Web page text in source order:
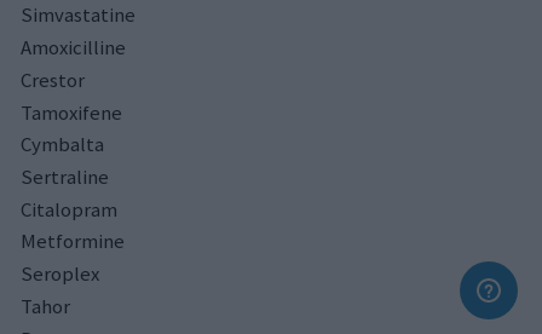
Simvastatine
Amoxicilline
Crestor
Tamoxifene
Cymbalta
Sertraline
Citalopram
Metformine
Seroplex
Tahor